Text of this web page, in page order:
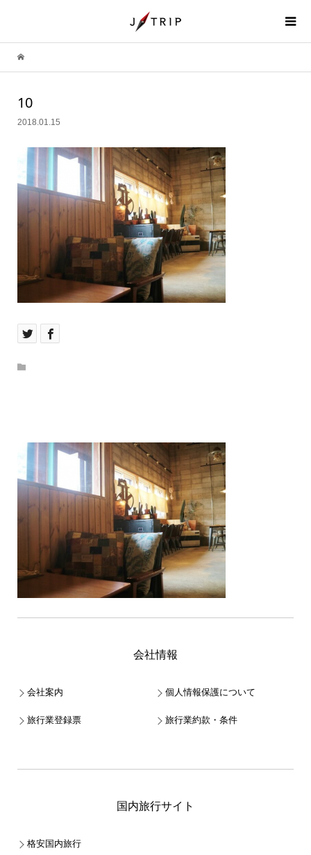
10
2018.01.15
会社情報
会社案内 個人情報保護について
旅行業登録票 旅行業約款・条件
国内旅行サイト
格安国内旅行